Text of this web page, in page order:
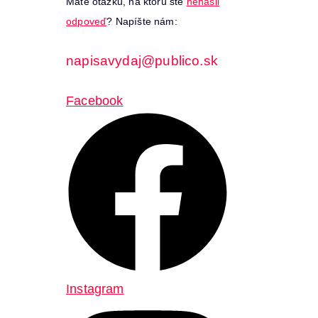
odpoveď? Napíšte nám:
napisavydaj@publico.sk
Facebook
Instagram